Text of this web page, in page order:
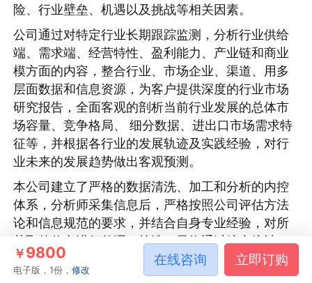
险、行业壁垒、机遇以及挑战等相关因素。
公司通过对特定行业长期跟踪监测，分析行业供给
端、需求端、经营特性、盈利能力、产业链和商业
模方面的内容，整合行业、市场企业、渠道、用多
层面数据和信息资源，为客户提供深度的行业市场
研究报告，全面客观的剖析当前行业发展的总体市
场容量、竞争格局、 细分数据、进出口市场需求特
征等，并根据各行业的发展轨迹及实践经验，对行
业未来的发展趋势做出客观预测。
本公司建立了严格的数据清洗、加工和分析的内控
体系，分析师采集信息后，严格按照公司评估方法
论和信息规范的要求，并结合自身专业经验，对所
获取的信息进行整理、筛选，最终通过综合统计、
分析测算获得相关产业研究成果。
￥9800
电子版，1份，修改
在线咨询 立即订购